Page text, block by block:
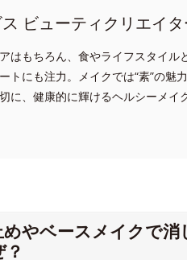
ビューティクリエイタ
はもちろん、食やライフスタイ
トにも注力。メイクでは“素”の魅
に、健康的に輝けるヘルシーメ
めやベースメイクで